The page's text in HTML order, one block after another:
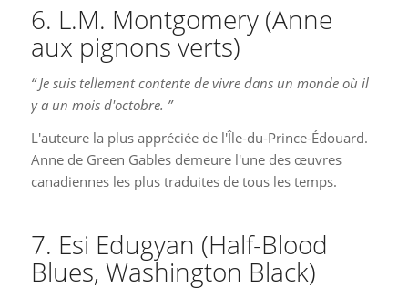
6. L.M. Montgomery (Anne
aux pignons verts)
“ Je suis tellement contente de vivre dans un monde où il
y a un mois d'octobre. ”
L'auteure la plus appréciée de l'Île-du-Prince-Édouard.
Anne de Green Gables demeure l'une des œuvres
canadiennes les plus traduites de tous les temps.
7. Esi Edugyan (Half-Blood
Blues, Washington Black)